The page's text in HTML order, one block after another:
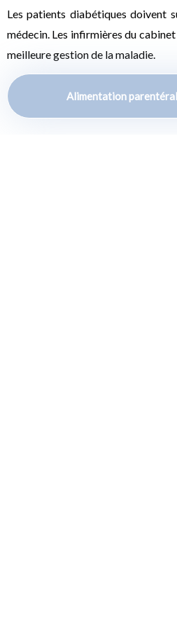
Les patients diabétiques doivent
médecin. Les infirmières du
meilleure gestion de la maladie.
Alimentation